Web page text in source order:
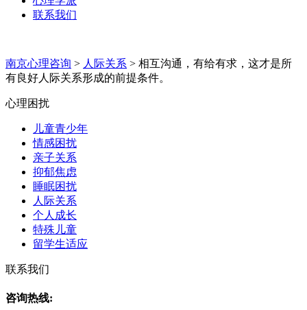
联系我们
南京心理咨询 > 人际关系 > 相互沟通，有给有求，这才是所
有良好人际关系形成的前提条件。
心理困扰
儿童青少年
情感困扰
亲子关系
抑郁焦虑
睡眠困扰
人际关系
个人成长
特殊儿童
留学生适应
联系我们
咨询热线: